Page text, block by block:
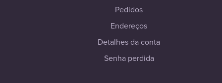
Pedidos
Endereços
Detalhes da conta
Senha perdida